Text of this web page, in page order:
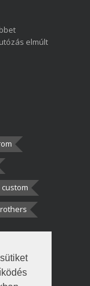
elmúlt
custom
két
fél autót,